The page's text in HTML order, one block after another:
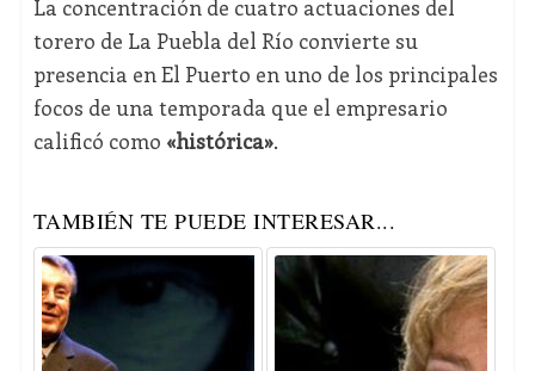
La concentración de cuatro actuaciones del
torero de La Puebla del Río convierte su
presencia en El Puerto en uno de los principales
focos de una temporada que el empresario
calificó como «histórica».
TAMBIÉN TE PUEDE INTERESAR...